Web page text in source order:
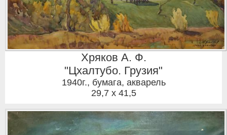
Хряков А. Ф.
"Цхалтубо. Грузия"
1940г., бумага, акварель
29,7 x 41,5